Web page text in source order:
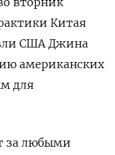
Китая
США Джина
американских
для
за любыми